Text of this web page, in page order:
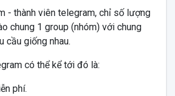
- thành viên telegram, chỉ số lượng
chung 1 group (nhóm) với chung
cầu giống nhau.
có thể kể tới đó là:
phí.